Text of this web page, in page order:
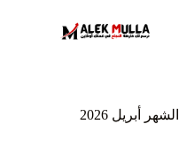
المحتوى
الشهر أبريل 2026